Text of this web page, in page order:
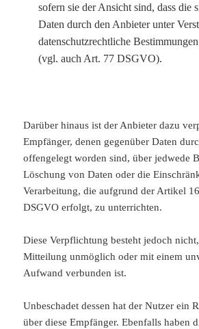
sofern sie der Ansicht sind, dass die
Daten durch den Anbieter unter
datenschutzrechtliche
(vgl. auch Art. 77 DSGVO).
Darüber hinaus ist der Anbieter dazu
Empfänger, denen gegenüber Daten
offengelegt worden sind, über jedwede
Löschung von Daten oder die
Verarbeitung, die aufgrund der Artikel
DSGVO erfolgt, zu unterrichten.
Diese Verpflichtung besteht jedoch
Mitteilung unmöglich oder mit einem
Aufwand verbunden ist.
Unbeschadet dessen hat der Nutzer ein
über diese Empfänger. Ebenfalls haben